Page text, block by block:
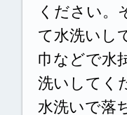
ください。
て水洗いし
巾などで水
洗いしてく
水洗いで落